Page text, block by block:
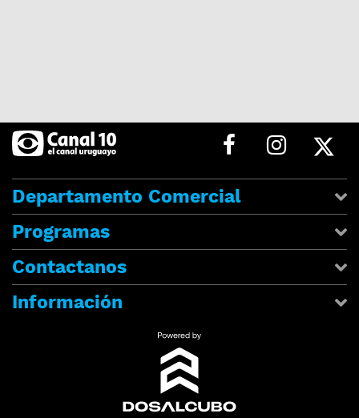
Departamento Comercial
Programas
Contactanos
Información